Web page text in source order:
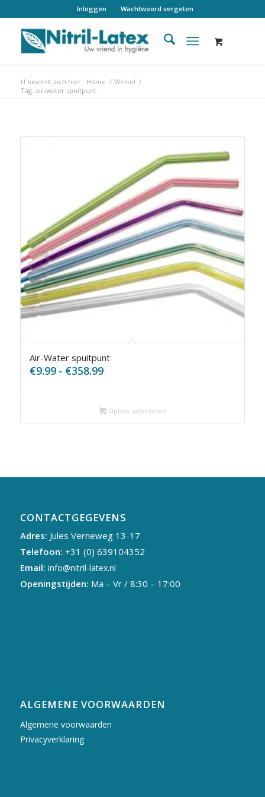
Inloggen Wachtwoord vergeten
U bevindt zich hier: Home / Winkel /
Tag: air-water spuitpunt
Air-Water spuitpunt
€9.99 - €358.99Prijsklasse:
€358.99
Opties selecteren
CONTACTGEGEVENS
Adres: Jules Verneweg 13-17
Telefoon: +31 (0) 639104352
Email: info@nitril-latex.nl
Openingstijden: Ma – Vr / 8:30 – 17:00
ALGEMENE VOORWAARDEN
Algemene voorwaarden
Privacyverklaring